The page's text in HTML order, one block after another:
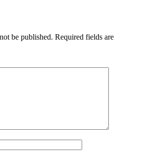
be published. Required fields are